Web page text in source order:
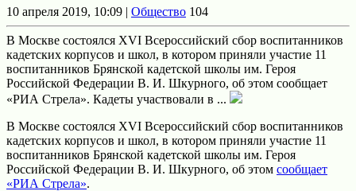
10 апреля 2019, 10:09 | Общество 104
В Москве состоялся XVI Всероссийский сбор воспитанников
кадетских корпусов и школ, в котором приняли участие 11
воспитанников Брянской кадетской школы им. Героя
Российской Федерации В. И. Шкурного, об этом сообщает
«РИА Стрела». Кадеты участвовали в ...
В Москве состоялся XVI Всероссийский сбор воспитанников
кадетских корпусов и школ, в котором приняли участие 11
воспитанников Брянской кадетской школы им. Героя
Российской Федерации В. И. Шкурного, об этом сообщает
«РИА Стрела».